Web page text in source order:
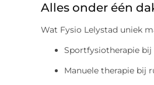
Alles onder één
Wat Fysio Lelystad uniek
Sportfysiotherapie
Manuele therapie bij